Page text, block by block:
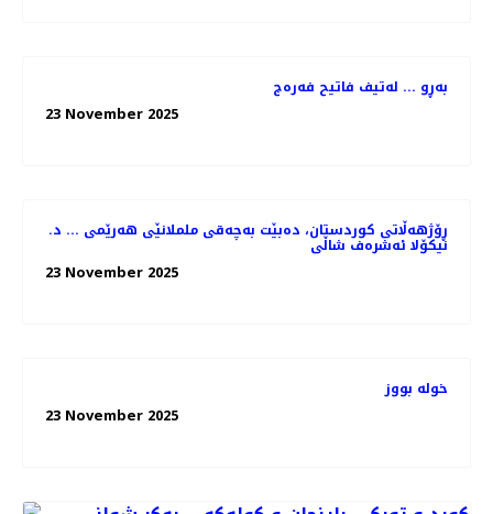
بەڕو ... لەتیف فاتیح فەرەج
23 November 2025
ڕۆژهەڵاتی کوردستان، دەبێت بەچەقی ململانێی هەرێمی ... د.
نیکۆلا ئەشرەف شاڵی
23 November 2025
خولە بووز
23 November 2025